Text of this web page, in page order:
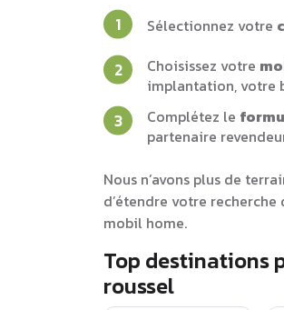
Sélectionnez votre
Choisissez votre
implantation, votre
Complétez le
partenaire
Nous n’avons plus de
d’étendre votre
mobil home.
Top destinations
roussel